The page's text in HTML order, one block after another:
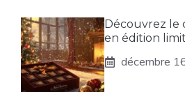
Découvrez le
en édition
décembre